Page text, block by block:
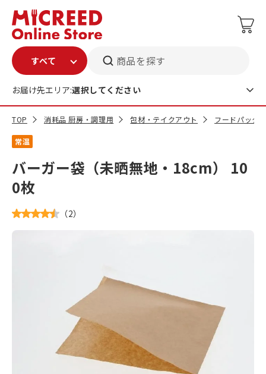
商品を探す
お届け先エリア:選択してください
TOP 消耗品 厨房・調理用 包材・テイクアウト フードパック
常温
バーガー袋（未晒無地・18cm） 10
0枚
（2）